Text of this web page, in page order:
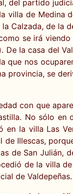
del partido
de Medina
Calzada, de la
se irá
la casa del
nos
se
con que
No sólo
la villa Las
Illescas,
de San
de la villa
de Valdepeñas.